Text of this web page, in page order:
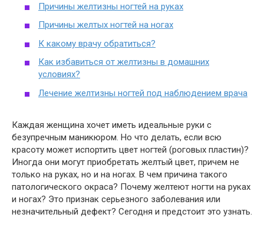
Причины желтизны ногтей на руках
Причины желтых ногтей на ногах
К какому врачу обратиться?
Как избавиться от желтизны в домашних
условиях?
Лечение желтизны ногтей под наблюдением врача
Каждая женщина хочет иметь идеальные руки с
безупречным маникюром. Но что делать, если всю
красоту может испортить цвет ногтей (роговых пластин)?
Иногда они могут приобретать желтый цвет, причем не
только на руках, но и на ногах. В чем причина такого
патологического окраса? Почему желтеют ногти на руках
и ногах? Это признак серьезного заболевания или
незначительный дефект? Сегодня и предстоит это узнать.